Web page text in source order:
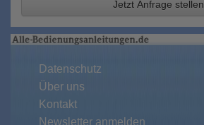
Jetzt Anfrage stellen
Datenschutz
Über uns
Kontakt
Newsletter anmelden